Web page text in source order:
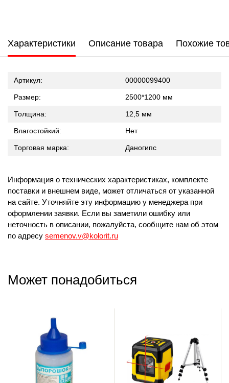
Характеристики Описание товара Похожие
Артикул: 00000099400
Размер: 2500*1200 мм
Толщина: 12,5 мм
Влагостойкий: Нет
Торговая марка: Даногипс
Информация о технических характеристиках, комплекте
поставки и внешнем виде, может отличаться от указанной
на сайте. Уточняйте эту информацию у менеджера при
оформлении заявки. Если вы заметили ошибку или
неточность в описании, пожалуйста, сообщите нам об этом
по адресу semenov.v@kolorit.ru
Может понадобиться